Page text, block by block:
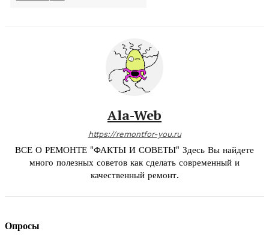
Ala-Web
https://remontfor-you.ru
ВСЕ О РЕМОНТЕ "ФАКТЫ И СОВЕТЫ" Здесь Вы найдете
много полезных советов как сделать современный и
качественный ремонт.
Опросы